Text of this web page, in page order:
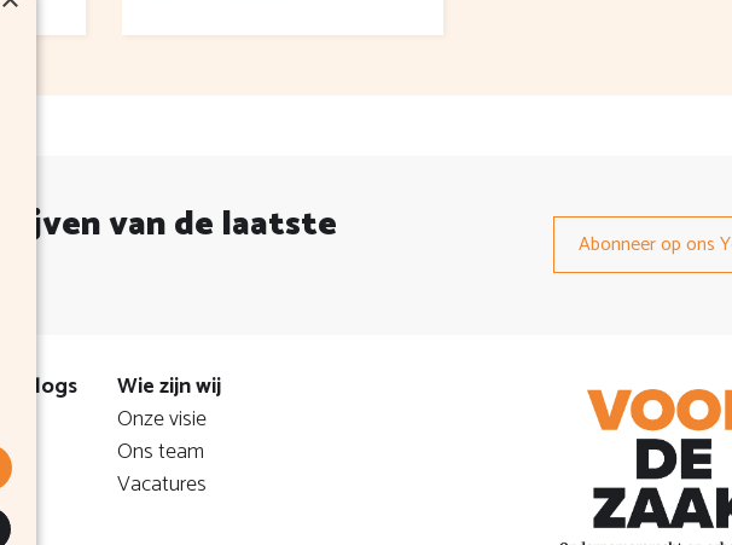
van de laatste Abonneer op ons
& Blogs
Wie zijn wij
Onze visie
Ons team
Vacatures